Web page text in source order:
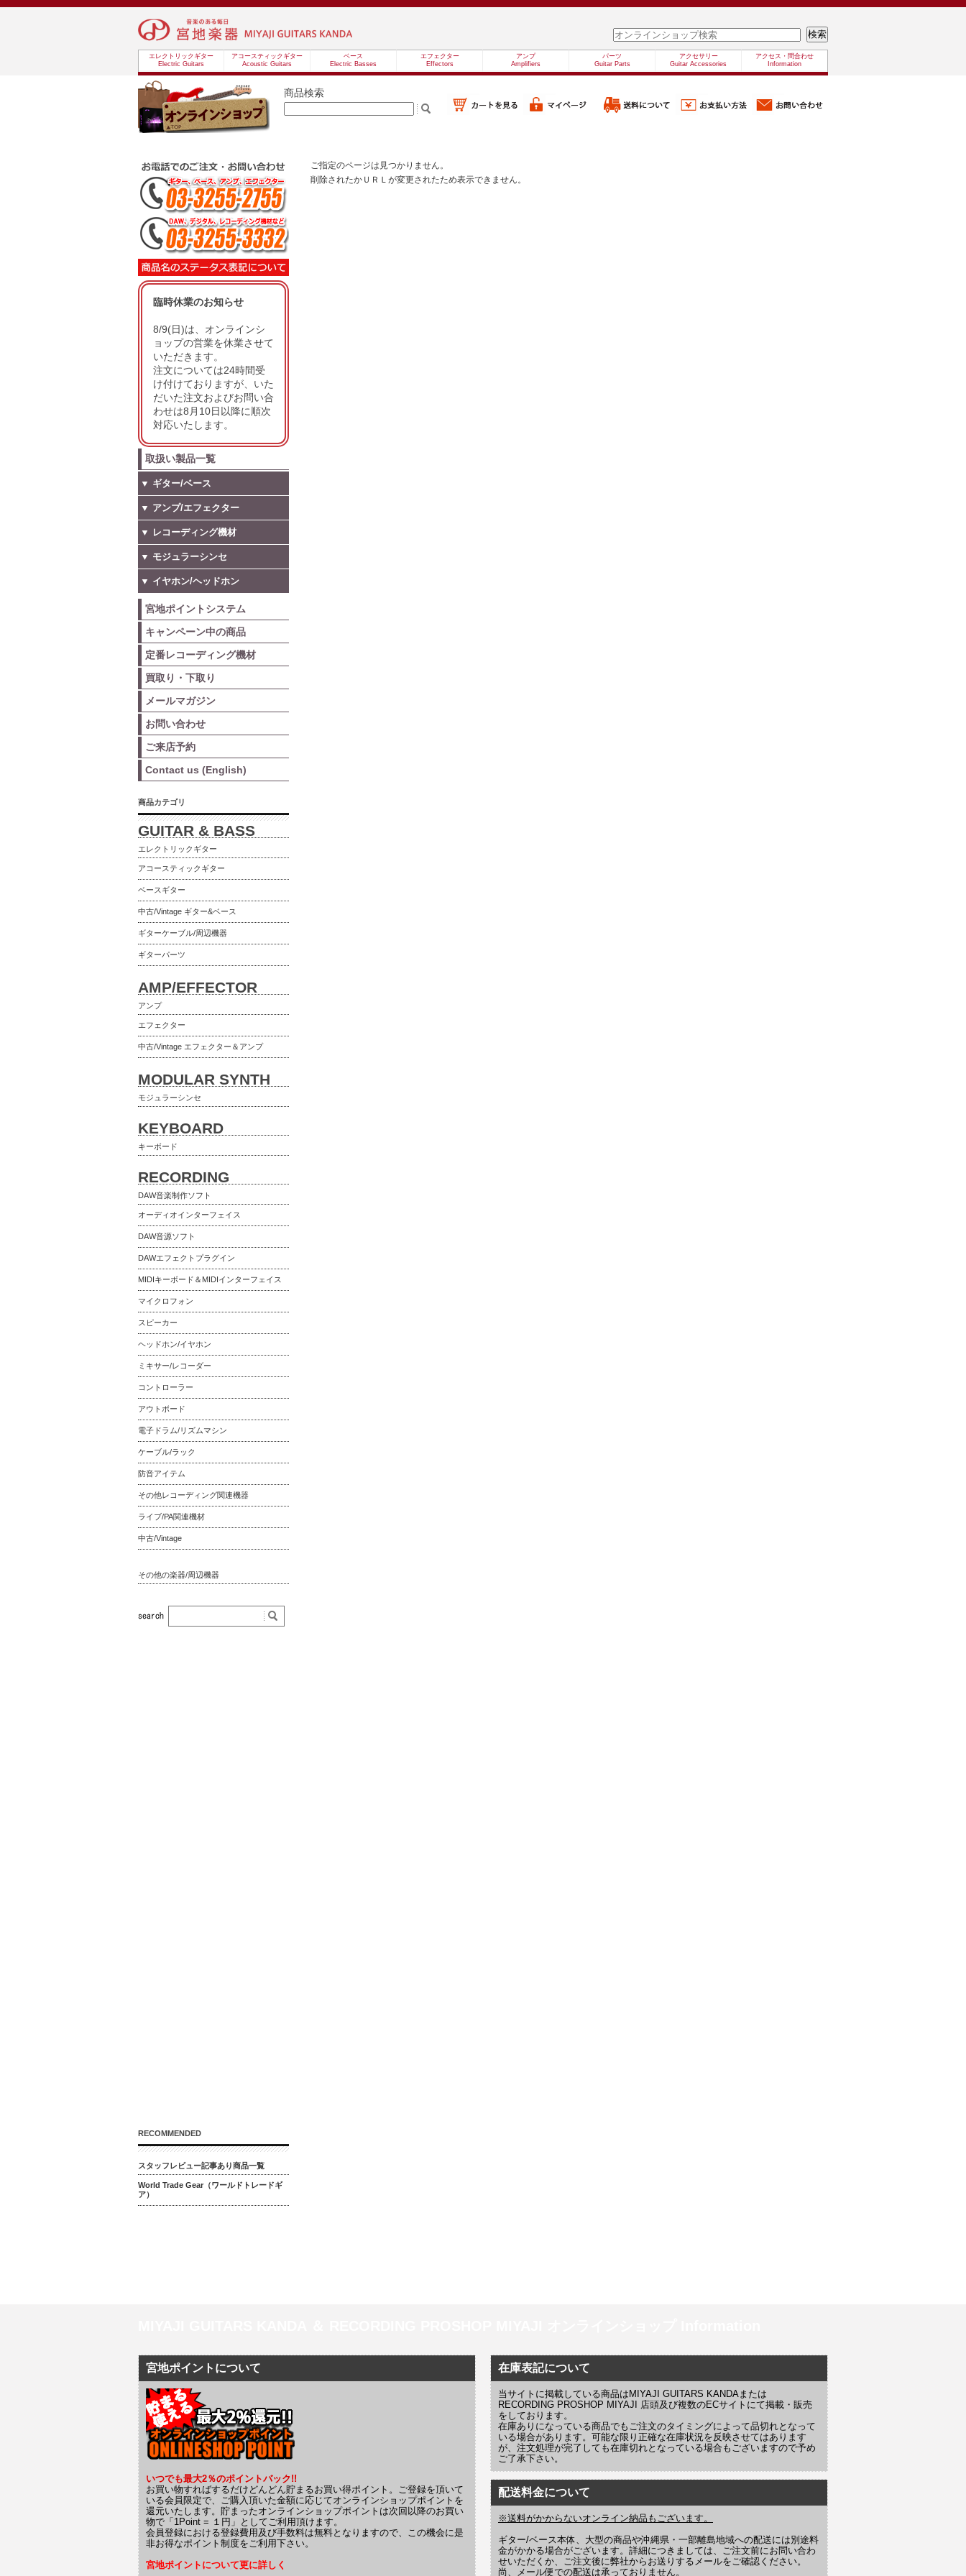
エレクトリックギター
Electric Guitars
アコースティックギター
Acoustic Guitars
ベース
Electric Basses
エフェクター
Effectors
アンプ
Amplifiers
パーツ
Guitar Parts
アクセサリー
Guitar Accessories
アクセス・問合わせ
Information
商品検索
ご指定のページは見つかりません。
削除されたかＵＲＬが変更されたため表示できません。
臨時休業のお知らせ
8/9(日)は、オンラインシ
ョップの営業を休業させて
いただきます。
注文については24時間受
け付けておりますが、いた
だいた注文およびお問い合
わせは8月10日以降に順次
対応いたします。
取扱い製品一覧
▼ ギター/ベース
▼ アンプ/エフェクター
▼ レコーディング機材
▼ モジュラーシンセ
▼ イヤホン/ヘッドホン
宮地ポイントシステム
キャンペーン中の商品
定番レコーディング機材
買取り・下取り
メールマガジン
お問い合わせ
ご来店予約
Contact us (English)
商品カテゴリ
GUITAR & BASS
エレクトリックギター
アコースティックギター
ベースギター
中古/Vintage ギター&ベース
ギターケーブル/周辺機器
ギターパーツ
AMP/EFFECTOR
アンプ
エフェクター
中古/Vintage エフェクター＆アンプ
MODULAR SYNTH
モジュラーシンセ
KEYBOARD
キーボード
RECORDING
DAW音楽制作ソフト
オーディオインターフェイス
DAW音源ソフト
DAWエフェクトプラグイン
MIDIキーボード＆MIDIインターフェイス
マイクロフォン
スピーカー
ヘッドホン/イヤホン
ミキサー/レコーダー
コントローラー
アウトボード
電子ドラム/リズムマシン
ケーブル/ラック
防音アイテム
その他レコーディング関連機器
ライブ/PA関連機材
中古/Vintage
その他の楽器/周辺機器
RECOMMENDED
スタッフレビュー記事あり商品一覧
World Trade Gear（ワールドトレードギ
ア）
宮地ポイントについて
いつでも最大2％のポイントバック!!
お買い物すればするだけどんどん貯まるお買い得ポイント。ご登録を頂いて
いる会員限定で、ご購入頂いた金額に応じてオンラインショップポイントを
還元いたします。貯まったオンラインショップポイントは次回以降のお買い
物で「1Point = １円」としてご利用頂けます。
会員登録における登録費用及び手数料は無料となりますので、この機会に是
非お得なポイント制度をご利用下さい。
宮地ポイントについて更に詳しく
在庫表記について
当サイトに掲載している商品はMIYAJI GUITARS KANDAまたは
RECORDING PROSHOP MIYAJI 店頭及び複数のECサイトにて掲載・販売
をしております。
在庫ありになっている商品でもご注文のタイミングによって品切れとなって
いる場合があります。可能な限り正確な在庫状況を反映させてはあります
が、注文処理が完了しても在庫切れとなっている場合もございますので予め
ご了承下さい。
配送料金について
※送料がかからないオンライン納品もございます。
ギター/ベース本体、大型の商品や沖縄県・一部離島地域への配送には別途料
金がかかる場合がございます。詳細につきましては、ご注文前にお問い合わ
せいただくか、ご注文後に弊社からお送りするメールをご確認ください。
尚、メール便での配送は承っておりません。